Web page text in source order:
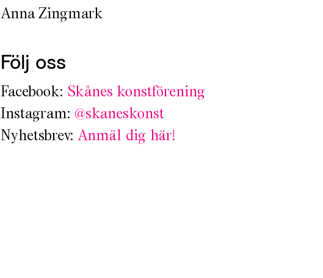
Anna Zingmark
Följ oss
Facebook: Skånes konstförening
Instagram: @skaneskonst
Nyhetsbrev: Anmäl dig här!